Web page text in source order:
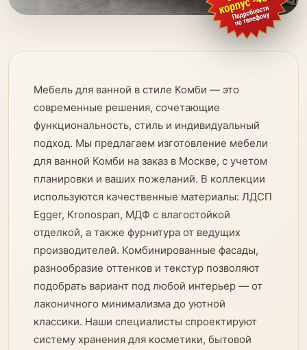
Мебель для ванной в стиле Комби — это
современные решения, сочетающие
функциональность, стиль и индивидуальный
подход. Мы предлагаем изготовление мебели
для ванной Комби на заказ в Москве, с учетом
планировки и ваших пожеланий. В коллекции
используются качественные материалы: ЛДСП
Egger, Kronospan, МДФ с влагостойкой
отделкой, а также фурнитура от ведущих
производителей. Комбинированные фасады,
разнообразие оттенков и текстур позволяют
подобрать вариант под любой интерьер — от
лаконичного минимализма до уютной
классики. Наши специалисты спроектируют
систему хранения для косметики, бытовой